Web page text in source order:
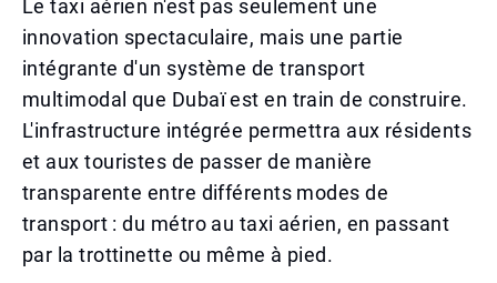
Le taxi aérien n'est pas seulement une
innovation spectaculaire, mais une partie
intégrante d'un système de transport
multimodal que Dubaï est en train de construire.
L'infrastructure intégrée permettra aux résidents
et aux touristes de passer de manière
transparente entre différents modes de
transport : du métro au taxi aérien, en passant
par la trottinette ou même à pied.